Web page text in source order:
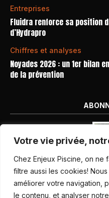
Votre vie privée,
Chez Enjeux Piscine, on ne
filtre aussi les cookies!
améliorer votre navigation,
le contenu, et analyser
Entreprises
Fluidra renforce sa position
d’Hydrapro
Chiffres et analyses
Noyades 2026 : un 1er bilan
de la prévention
Nos